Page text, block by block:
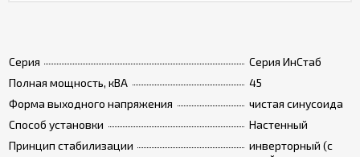
Серия
Серия ИнСтаб
Полная мощность, кВА
45
Форма выходного напряжения
чистая синусоида
Способ установки
Настенный
Принцип стабилизации
инверторный (с